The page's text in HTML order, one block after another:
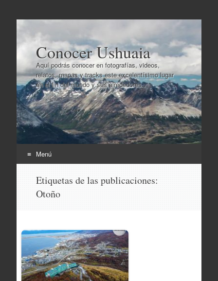
Conocer Ushuaia
Aquí podrás conocer en fotografías, videos,
relatos, mapas y tracks este excelentísimo lugar
en el fin del mundo y sus alrededores..
Menú
contenido
Etiquetas de las publicaciones:
Otoño